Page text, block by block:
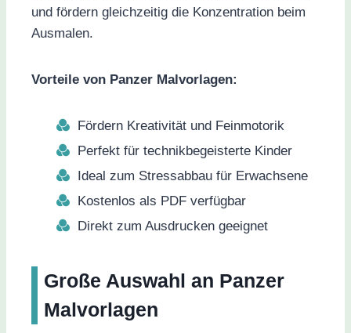
und fördern gleichzeitig die Konzentration beim
Ausmalen.
Vorteile von Panzer Malvorlagen:
Fördern Kreativität und Feinmotorik
Perfekt für technikbegeisterte Kinder
Ideal zum Stressabbau für Erwachsene
Kostenlos als PDF verfügbar
Direkt zum Ausdrucken geeignet
Große Auswahl an Panzer
Malvorlagen